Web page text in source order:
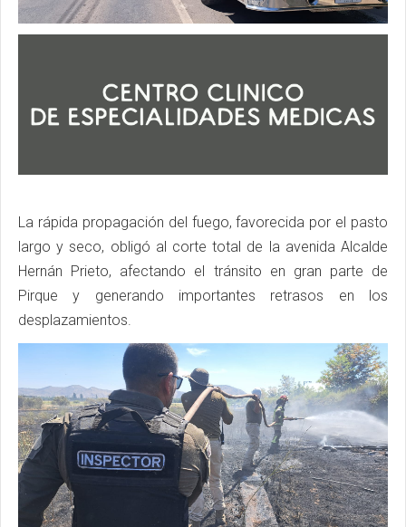
La rápida propagación del fuego, favorecida por el pasto
largo y seco, obligó al corte total de la avenida Alcalde
Hernán Prieto, afectando el tránsito en gran parte de
Pirque y generando importantes retrasos en los
desplazamientos.